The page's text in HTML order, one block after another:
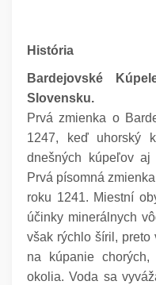
História
Bardejovské
Slovensku.
Prvá zmienka o
1247, keď uhorský
dnešných kúpeľov aj
Prvá písomná
roku 1241. Miestní
účinky minerálnych
však rýchlo šíril,
na kúpanie
okolia. Voda sa